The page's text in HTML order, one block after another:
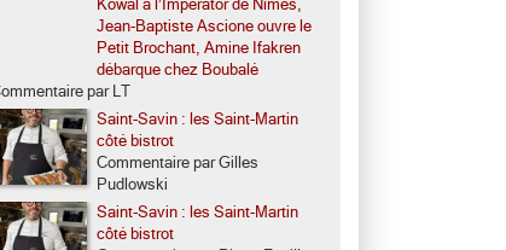
Kowal à l’Impérator de Nîmes,
Jean-Baptiste Ascione ouvre le
Petit Brochant, Amine Ifakren
débarque chez Boubalé
par LT
Saint-Savin : les Saint-Martin
côté bistrot
Commentaire par Gilles
Pudlowski
Saint-Savin : les Saint-Martin
côté bistrot